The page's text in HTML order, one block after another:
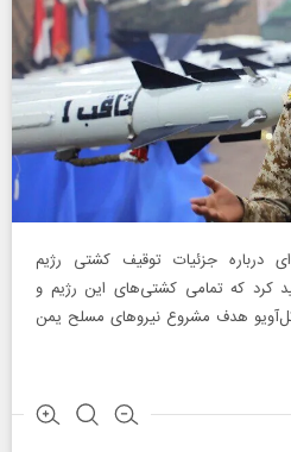
درباره جزئیات توقیف کشتی رژیم
کرد که تمامی کشتی‌های این رژیم و
هدف مشروع نیروهای مسلح یمن